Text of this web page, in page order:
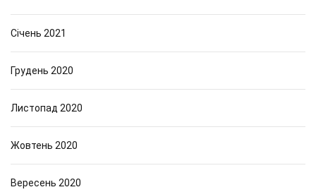
Січень 2021
Грудень 2020
Листопад 2020
Жовтень 2020
Вересень 2020